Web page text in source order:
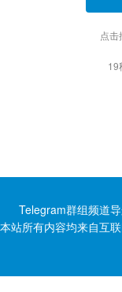
点
19
Telegram群组频道
本站所有内容均来自互